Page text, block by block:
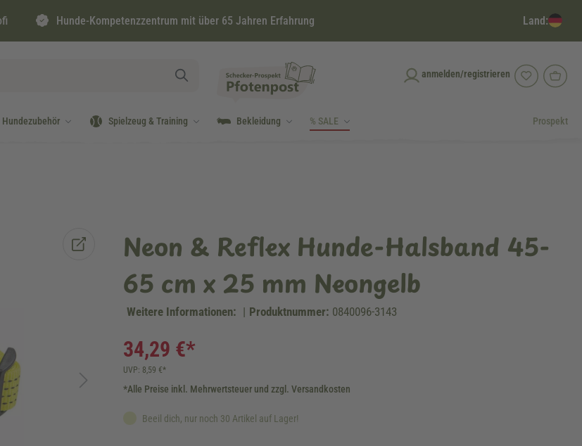
Hunde-Kompetenzzentrum mit über 65 Jahren Erfahrung Land:
anmelden/registrieren
Hundezubehör Spielzeug & Training Bekleidung % SALE Prospekt
Neon & Reflex Hunde-Halsband 45-
65 cm x 25 mm Neongelb
Weitere Informationen: | Produktnummer: 0840096-3143
34,29 €*
UVP: 8,59 €*
*Alle Preise inkl. Mehrwertsteuer und zzgl. Versandkosten
Beeil dich, nur noch 30 Artikel auf Lager!